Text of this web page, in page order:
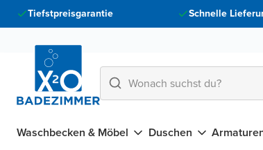
Tiefstpreisgarantie Schnelle
Waschbecken & Möbel Duschen